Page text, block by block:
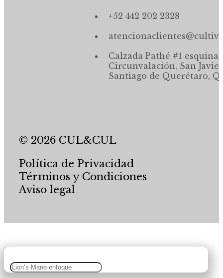
+52 442 202 2328
Calzada Pathé #1 esquina,
Circunvalación, San
Santiago de Querétaro,
© 2026 CUL&CUL
Política de Privacidad
Términos y Condiciones
Aviso legal